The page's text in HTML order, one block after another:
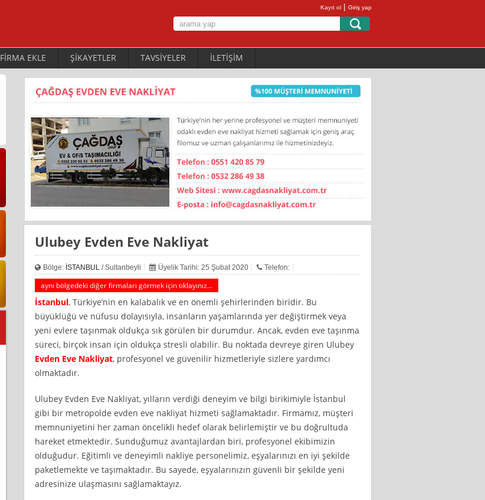
Kayıt ol | Giriş yap
FİRMA EKLE ŞİKAYETLER TAVSİYELER İLETİŞİM
Ulubey Evden Eve Nakliyat
Bölge: İSTANBUL/ Sultanbeyli Üyelik Tarihi: 25 Şubat 2020 Telefon:
aynı bölgedeki diğer firmaları görmek için tıklayınız...
İstanbul, Türkiye’nin en kalabalık ve en önemli şehirlerinden biridir. Bu
büyüklüğü ve nüfusu dolayısıyla, insanların yaşamlarında yer değiştirmek veya
yeni evlere taşınmak oldukça sık görülen bir durumdur. Ancak, evden eve taşınma
süreci, birçok insan için oldukça stresli olabilir. Bu noktada devreye giren Ulubey
Evden Eve Nakliyat, profesyonel ve güvenilir hizmetleriyle sizlere yardımcı
olmaktadır.
Ulubey Evden Eve Nakliyat, yılların verdiği deneyim ve bilgi birikimiyle İstanbul
gibi bir metropolde evden eve nakliyat hizmeti sağlamaktadır. Firmamız, müşteri
memnuniyetini her zaman öncelikli hedef olarak belirlemiştir ve bu doğrultuda
hareket etmektedir. Sunduğumuz avantajlardan biri, profesyonel ekibimizin
olduğudur. Eğitimli ve deneyimli nakliye personelimiz, eşyalarınızı en iyi şekilde
paketlemekte ve taşımaktadır. Bu sayede, eşyalarınızın güvenli bir şekilde yeni
adresinize ulaşmasını sağlamaktayız.